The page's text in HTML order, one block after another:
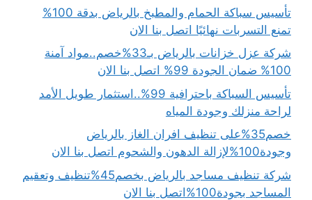
تأسيس سباكة الحمام والمطبخ بالرياض بدقة 100%
تمنع التسربات نهائيًا اتصل بنا الان
شركة عزل خزانات بالرياض بـ33%خصم..مواد آمنة
100% ضمان الجودة 99% اتصل بنا الان
تأسيس السباكة باحترافية 99%..استثمار طويل الأمد
لراحة منزلك وجودة المياه
خصم35%على تنظيف افران الغاز بالرياض
وجودة100%لإزالة الدهون والشحوم اتصل بنا الان
شركة تنظيف مساجد بالرياض بخصم45%تنظيف وتعقيم
المساجد بجودة100%اتصل بنا الان